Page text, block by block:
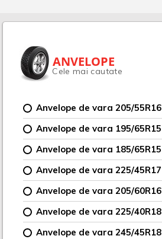
ANVELOPE
Cele mai cautate
Anvelope de vara 205/55R16
Anvelope de vara 195/65R15
Anvelope de vara 185/65R15
Anvelope de vara 225/45R17
Anvelope de vara 205/60R16
Anvelope de vara 225/40R18
Anvelope de vara 245/45R18